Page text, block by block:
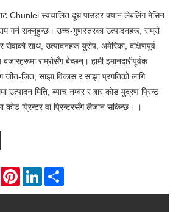
Chunlei स्वचालित दूध पाउडर क्यान लेबलिंग मेसिन
गर्न सक्नुहुन्छ। उच्च-गुणस्तरका उत्पादनहरू, राम्रो
सेवाको साथ, उत्पादनहरू युरोप, अमेरिका, दक्षिणपूर्व
राम्रोसँग बेच्छन्। हामी इमानदारीपूर्वक
जीत-जित, साझा विकास र साझा प्रगतिको लागि
उत्पादन मिति, ब्याच नम्बर र बार कोड मुद्रण प्रिन्ट
कोड प्रिन्टर वा प्रिन्टरसँग लैजान सकिन्छ। ।
WhatsAppPinterestLinkedIn